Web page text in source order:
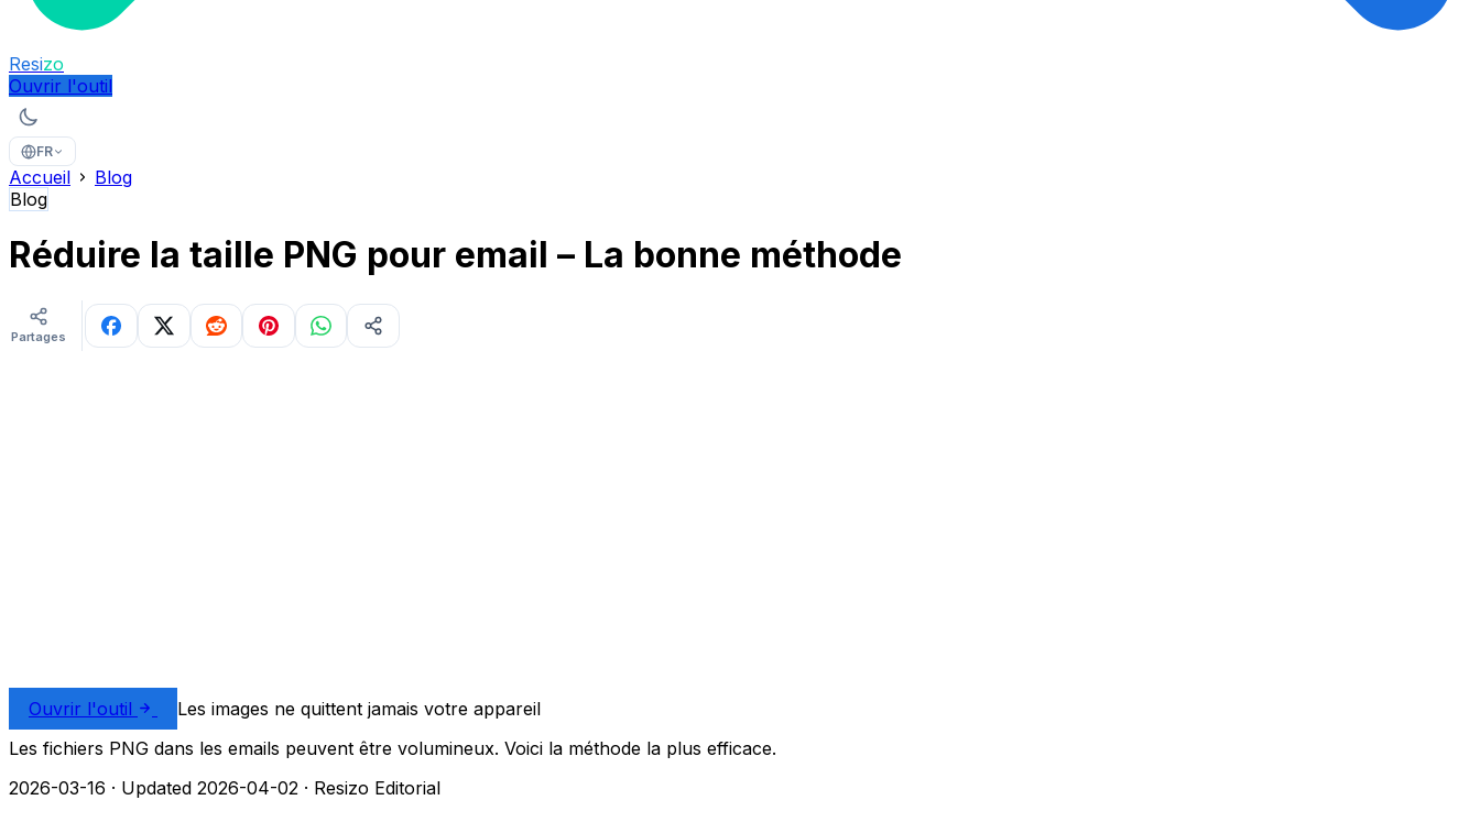
Resizo
Ouvrir l'outil
FR
Accueil
Blog
Blog
Réduire la taille PNG pour email – La bonne méthode
Partages
Ouvrir l'outil
Les images ne quittent jamais votre appareil
Les fichiers PNG dans les emails peuvent être volumineux. Voici la méthode la plus efficace.
2026-03-16 · Updated 2026-04-02 · Resizo Editorial